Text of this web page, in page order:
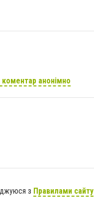
коментар анонімно
з Правилами сайту